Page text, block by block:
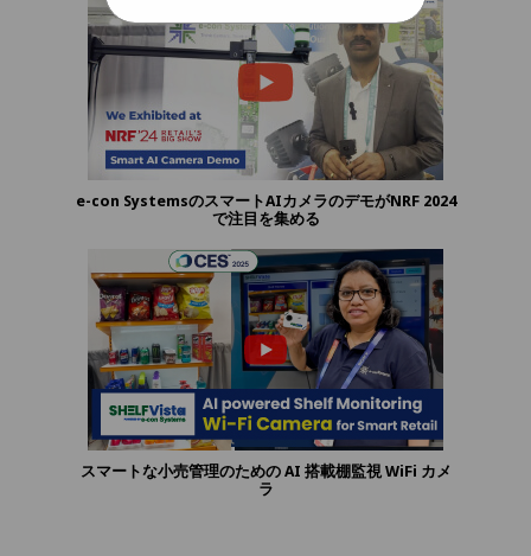
e-con SystemsのスマートAIカメラのデモがNRF 2024
で注目を集める
スマートな小売管理のための AI 搭載棚監視 WiFi カメ
ラ